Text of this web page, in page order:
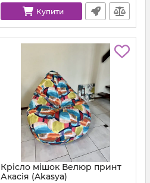
Купити
Крісло мішок Велюр принт
Акасія (Akasya)